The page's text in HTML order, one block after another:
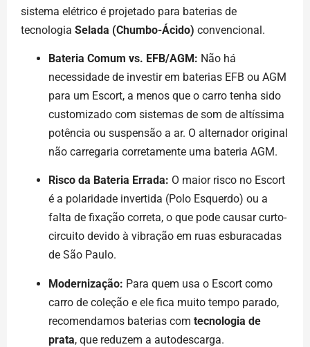
sistema elétrico é projetado para baterias de
tecnologia Selada (Chumbo-Ácido) convencional.
Bateria Comum vs. EFB/AGM: Não há
necessidade de investir em baterias EFB ou AGM
para um Escort, a menos que o carro tenha sido
customizado com sistemas de som de altíssima
potência ou suspensão a ar. O alternador original
não carregaria corretamente uma bateria AGM.
Risco da Bateria Errada: O maior risco no Escort
é a polaridade invertida (Polo Esquerdo) ou a
falta de fixação correta, o que pode causar curto-
circuito devido à vibração em ruas esburacadas
de São Paulo.
Modernização: Para quem usa o Escort como
carro de coleção e ele fica muito tempo parado,
recomendamos baterias com tecnologia de
prata, que reduzem a autodescarga.